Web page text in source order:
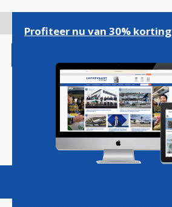
gaan
Magazine Podcasts
Profiteer nu van 30% korting